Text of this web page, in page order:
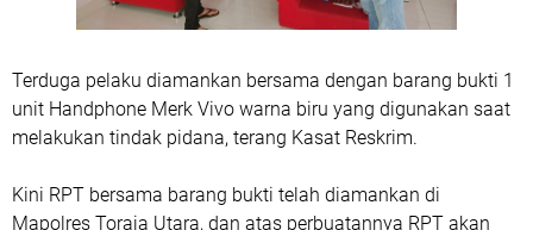
Terduga pelaku diamankan bersama dengan barang bukti 1
unit Handphone Merk Vivo warna biru yang digunakan saat
melakukan tindak pidana, terang Kasat Reskrim.
Kini RPT bersama barang bukti telah diamankan di
Mapolres Toraja Utara, dan atas perbuatannya RPT akan